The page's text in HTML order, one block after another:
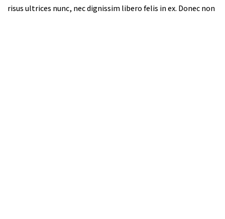
risus ultrices nunc, nec dignissim libero felis in ex. Donec non